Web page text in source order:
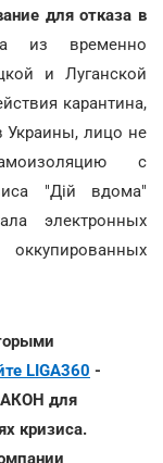
для отказа в
из временно
и Луганской
карантина,
Украины, лицо не
с
"Дій вдома"
электронных
LIGA360 -
для
кризиса.